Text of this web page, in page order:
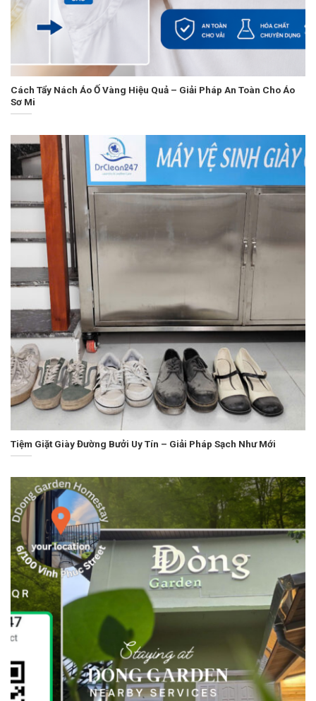
Cách Tẩy Nách Áo Ố Vàng Hiệu Quả – Giải Pháp An Toàn Cho Áo
Sơ Mi
Tiệm Giặt Giày Đường Bưởi Uy Tín – Giải Pháp Sạch Như Mới